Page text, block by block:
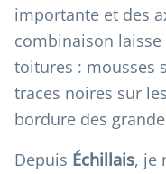
importante et des
combinaison
toitures : mousses
traces noires sur
bordure des
Depuis Échillais, je